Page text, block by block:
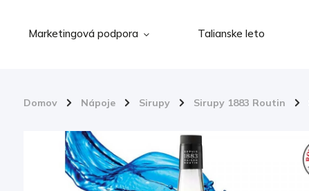
Marketingová podpora Talianske leto
Domov / Nápoje / Sirupy / Sirupy 1883 Routin /